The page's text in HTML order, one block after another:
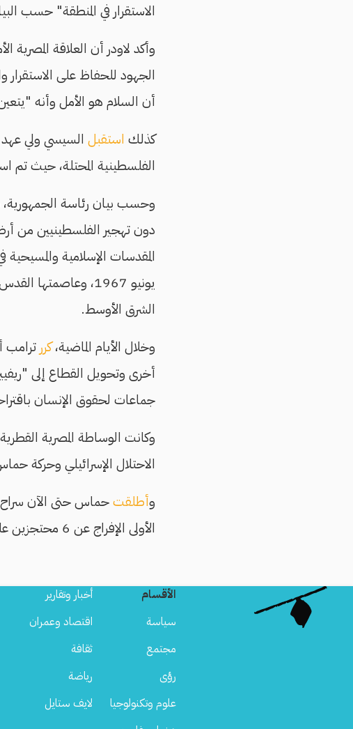
الاستقرار في المنطقة" حسب
وأكد لاودر أن العلاقة المصرية
الجهود للحفاظ على الاستقرار
أن السلام هو الأمل وأنه
كذلك استقبلالسيسي ولي عهد
الفلسطينية المحتلة، حيث تم
وحسب بيان رئاسة الجمهورية،
دون تهجير الفلسطينيين من
المقدسات الإسلامية
يونيو 1967،
الشرق الأوسط.
وخلال الأيام الماضية،كرر ترامب
أخرى وتحويل القطاع إلى
جماعات لحقوق الإنسان
وكانت الوساطة المصرية القطرية
الاحتلال الإسرائيلي وحركة حماس، بعد 15 شهرًا من بدء
وأطلقت
الأولى الإفراج عن 6 محتجزين على قيد الحياة و8 جثامين لمحتجزين قتلوا جراء القصف الإسرائيلي على القطاع.
الأقسام
أخبار وتقارير
سياسة
اقتصاد وعمران
مجتمع
ثقافة
رؤى
رياضة
علوم وتكنولوجيا
لايف ستايل